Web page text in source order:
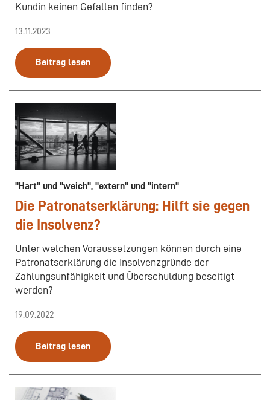
Kundin keinen Gefallen finden?
13.11.2023
Beitrag lesen
"Hart" und "weich", "extern" und "intern"
Die Patronatserklärung: Hilft sie gegen
die Insolvenz?
Unter welchen Voraussetzungen können durch eine
Patronatserklärung die Insolvenzgründe der
Zahlungsunfähigkeit und Überschuldung beseitigt
werden?
19.09.2022
Beitrag lesen